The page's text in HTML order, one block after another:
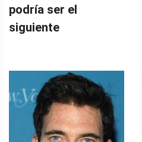
podría ser el
siguiente